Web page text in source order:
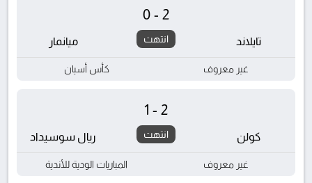
تايلاند
0-2
انتهت ميانمار
غير معروف كأس أسيان
كولن
1-2
انتهت ريال سوسيداد
غير معروف المباريات الودية للأندية